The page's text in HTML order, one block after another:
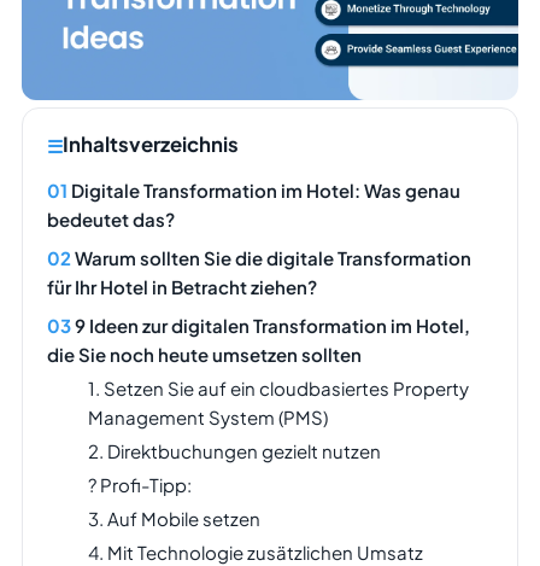
Inhaltsverzeichnis
Digitale Transformation im Hotel: Was genau
bedeutet das?
Warum sollten Sie die digitale Transformation
für Ihr Hotel in Betracht ziehen?
9 Ideen zur digitalen Transformation im Hotel,
die Sie noch heute umsetzen sollten
1. Setzen Sie auf ein cloudbasiertes Property
Management System (PMS)
2. Direktbuchungen gezielt nutzen
? Profi-Tipp:
3. Auf Mobile setzen
4. Mit Technologie zusätzlichen Umsatz